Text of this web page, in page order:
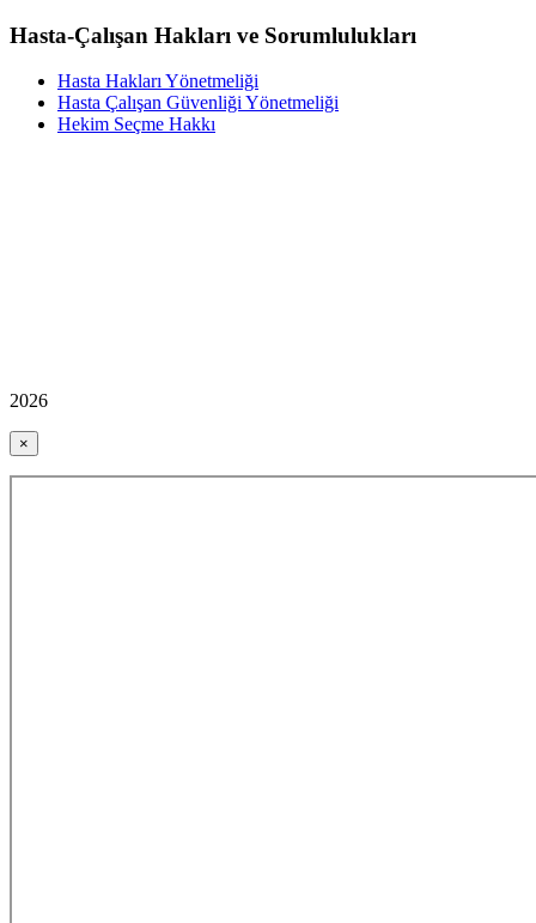
Hasta-Çalışan Hakları ve Sorumlulukları
Hasta Hakları Yönetmeliği
Hasta Çalışan Güvenliği Yönetmeliği
Hekim Seçme Hakkı
2026
×